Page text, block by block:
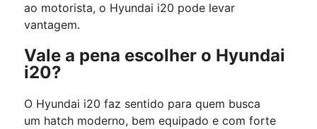
ao motorista, o Hyundai i20 pode levar
vantagem.
Vale a pena escolher o Hyundai
i20?
O Hyundai i20 faz sentido para quem busca
um hatch moderno, bem equipado e com forte